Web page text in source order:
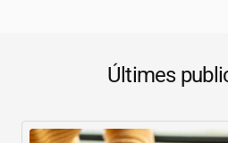
Últimes